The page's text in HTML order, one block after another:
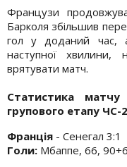
Французи
Барколя збільшив
гол у доданий час,
наступної хвилини,
врятувати матч.
Статистика
групового етапу ЧС-
Франція - Сенегал 3:1
Голи: Мбаппе, 66,